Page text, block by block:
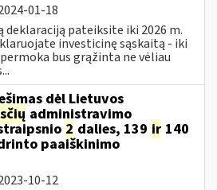
01-18
pateiksite iki 2026 m.
investicinę sąskaitą - iki
bus grąžinta ne vėliau
dėl Lietuvos
administravimo
2 dalies, 139 ir 140
paaiškinimo
10-12